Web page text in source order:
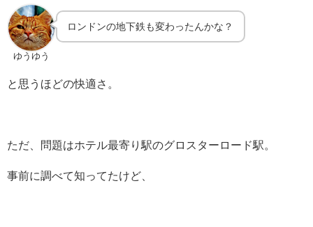
ゆうゆう
ロンドンの地下鉄も変わったんかな？
と思うほどの快適さ。
ただ、問題はホテル最寄り駅のグロスターロード駅。
事前に調べて知ってたけど、